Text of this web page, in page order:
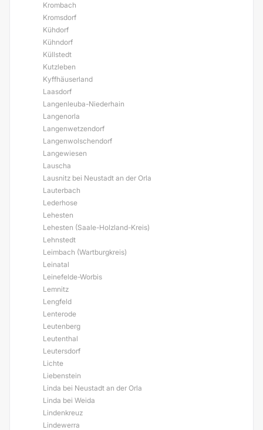
Krombach
Kromsdorf
Kühdorf
Kühndorf
Küllstedt
Kutzleben
Kyffhäuserland
Laasdorf
Langenleuba-Niederhain
Langenorla
Langenwetzendorf
Langenwolschendorf
Langewiesen
Lauscha
Lausnitz bei Neustadt an der Orla
Lauterbach
Lederhose
Lehesten
Lehesten (Saale-Holzland-Kreis)
Lehnstedt
Leimbach (Wartburgkreis)
Leinatal
Leinefelde-Worbis
Lemnitz
Lengfeld
Lenterode
Leutenberg
Leutenthal
Leutersdorf
Lichte
Liebenstein
Linda bei Neustadt an der Orla
Linda bei Weida
Lindenkreuz
Lindewerra